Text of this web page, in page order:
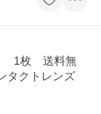
1枚 送料無
クトレンズ